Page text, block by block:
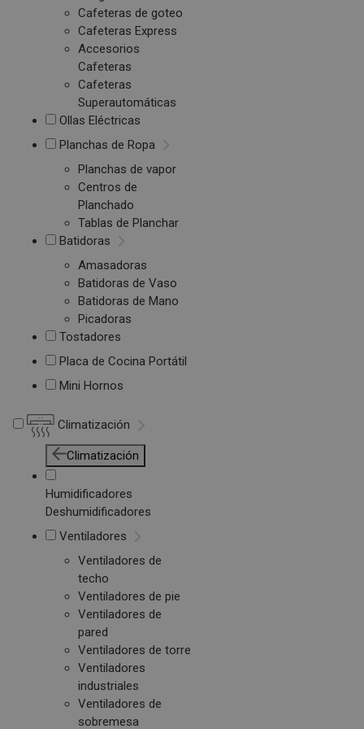
Cafeteras de goteo
Cafeteras Express
Accesorios
Cafeteras
Cafeteras
Superautomáticas
Ollas Eléctricas
Planchas de Ropa
Planchas de vapor
Centros de
Planchado
Tablas de Planchar
Batidoras
Amasadoras
Batidoras de Vaso
Batidoras de Mano
Picadoras
Tostadores
Placa de Cocina Portátil
Mini Hornos
Climatización
Climatización
Humidificadores
Deshumidificadores
Ventiladores
Ventiladores de
techo
Ventiladores de pie
Ventiladores de
pared
Ventiladores de torre
Ventiladores
industriales
Ventiladores de
sobremesa